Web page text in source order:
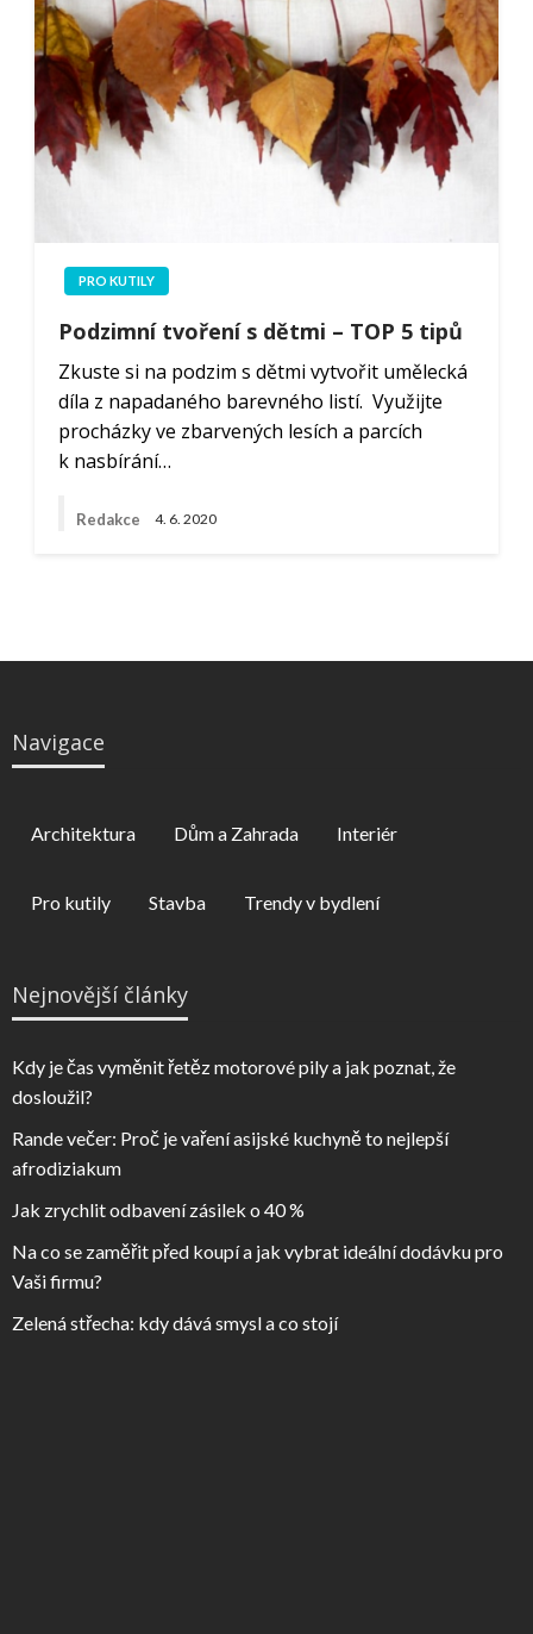
PRO KUTILY
Podzimní tvoření s dětmi – TOP 5 tipů
Zkuste si na podzim s dětmi vytvořit umělecká
díla z napadaného barevného listí. Využijte
procházky ve zbarvených lesích a parcích
k nasbírání…
Redakce 4. 6. 2020
Navigace
Architektura Dům a Zahrada Interiér
Pro kutily Stavba Trendy v bydlení
Nejnovější články
Kdy je čas vyměnit řetěz motorové pily a jak poznat, že
dosloužil?
Rande večer: Proč je vaření asijské kuchyně to nejlepší
afrodiziakum
Jak zrychlit odbavení zásilek o 40 %
Na co se zaměřit před koupí a jak vybrat ideální dodávku pro
Vaši firmu?
Zelená střecha: kdy dává smysl a co stojí